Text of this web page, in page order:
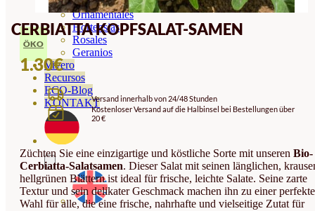
Ornamentales
Hortensias
Rosales
Geranios
Vivero
Recursos
ECO-Blog
KONTAKT
CERBIATTA KOPFSALAT-SAMEN
ÖKO
1.30€
Versand innerhalb von 24/48 Stunden
Kostenloser Versand auf die Halbinsel bei Bestellungen über
20 €
Züchten Sie eine einzigartige und köstliche Sorte mit unseren Bio-
Cerbiatta-Salatsamen. Dieser Salat mit seinen länglichen,
hellgrünen Blättern ist ideal für frische, leichte Salate. Seine zarte
Textur und sein delikater Geschmack machen ihn zu einer
Wahl für alle, die eine frische, nahrhafte und vielseitige Zutat für